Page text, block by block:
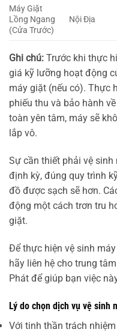
Máy Giặt
Lồng Ngang
(Cửa Trước)
Nội Địa
Ghi chú: Trước khi thực
giá kỹ lưỡng hoạt động
máy giặt (nếu có). Thực
phiếu thu và bảo hành
toàn yên tâm, máy sẽ
lắp vô.
Sự cần thiết phải vệ
định kỳ, đúng quy trình
đồ được sạch sẽ hơn.
động một cách trơn tru
giặt.
Để thực hiện vệ sinh
hãy liên hệ cho trung
Phát để giúp bạn việc
Lý do chọn dịch vụ vệ sinh
Với tinh thần trách